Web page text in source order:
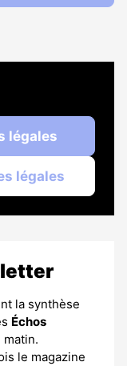
légales
légales
la synthèse
Échos
matin.
le magazine